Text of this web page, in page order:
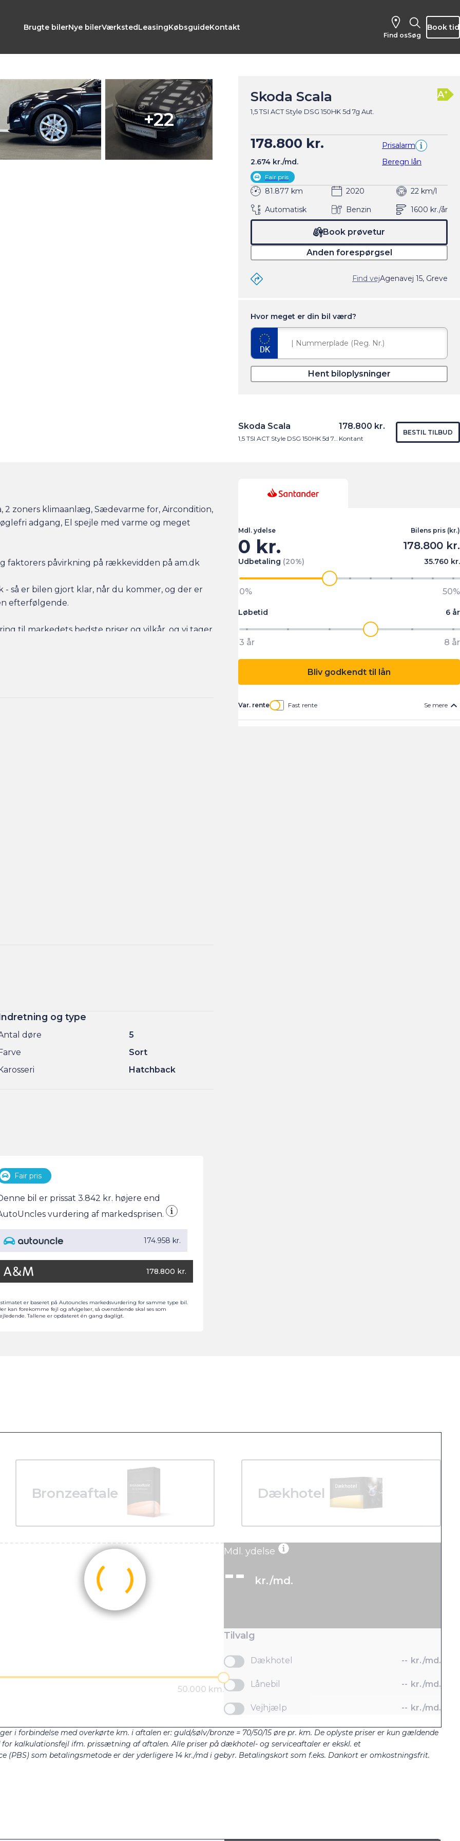
Brugte bilerNye bilerVærkstedLeasingKøbsguideKontakt
Find os Søg
Book tid
+22
Skoda Scala
1,5 TSI ACT Style DSG 150HK 5d 7g Aut.
A+
178.800 kr.
Prisalarm
2.674 kr./md.
Beregn lån
Fair pris
81.877 km 2020
22 km/l
1600 kr./år
Benzin
Automatisk
Book prøvetur
Anden forespørgsel
Agenavej 15, Greve
Find vej
Hvor meget er din bil værd?
Hent biloplysninger
Skoda Scala
1,5 TSI ACT Style DSG 150HK 5d 7g Aut.
178.800 kr.
Kontant
BESTIL TILBUD
2 zoners klimaanlæg, Sædevarme for, Aircondition,
adgang, El spejle med varme og meget
faktorers påvirkning på rækkevidden på am.dk
så er bilen gjort klar, når du kommer, og der er
efterfølgende.
til markedets bedste priser og vilkår, og vi tager
behov for at få afsat den.
og type
døre
5
Farve
Sort
Karosseri
Hatchback
Fair pris
bil er prissat 3.842 kr. højere end
vurdering af markedsprisen.
174.958 kr.
178.800 kr.
er baseret på Autouncles markedsvurdering for samme type bil.
kan forekomme fejl og afvigelser, så ovenstående skal ses som
Tallene er opdateret én gang dagligt.
Bronzeaftale Dækhotel
Mdl. ydelse
-- kr./md.
Tilvalg
Dækhotel -- kr./md.
Lånebil -- kr./md.
Vejhjælp -- kr./md.
i forbindelse med overkørte km. i aftalen er: guld/sølv/bronze = 70/50/15 øre pr. km. De oplyste priser er kun gældende
kalkulationsfejl ifm. prissætning af aftalen. Alle priser på dækhotel- og serviceaftaler er ekskl. et
som betalingsmetode er der yderligere 14 kr./md i gebyr. Betalingskort som f.eks. Dankort er omkostningsfrit.